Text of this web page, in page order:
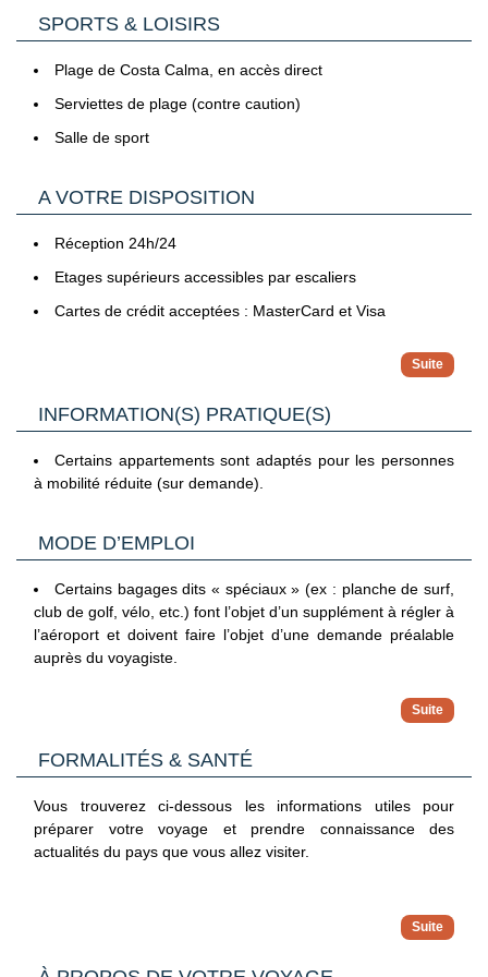
Connexion Wifi
Coffre-fort
enfants maximum
L’Appartement 2 chambres dispose des mêmes
SPORTS & LOISIRS
Plage de Costa Calma, en accès direct
Serviettes de plage (contre caution)
Salle de sport
A VOTRE DISPOSITION
Réception 24h/24
Etages supérieurs accessibles par escaliers
Cartes de crédit acceptées : MasterCard et Visa
Connexion Wifi
Service d’étage
INFORMATION(S) PRATIQUE(S)
Certains appartements sont adaptés pour les personnes
à mobilité réduite (sur demande).
MODE D’EMPLOI
Certains bagages dits « spéciaux » (ex : planche de surf,
club de golf, vélo, etc.) font l’objet d’un supplément à régler à
l’aéroport et doivent faire l’objet d’une demande préalable
auprès du voyagiste.
L’organisme en charge des transferts entre l’aéroport et
supplément pour le transport des « bagages spéciaux ». Ce
supplément sera à régler directement sur place.
FORMALITÉS & SANTÉ
Vous trouverez ci-dessous les informations utiles pour
préparer votre voyage et prendre connaissance des
actualités du pays que vous allez visiter.